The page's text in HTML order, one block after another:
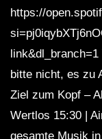
https://
bitte nicht, es zu
Ziel zum Kopf –
Wertlos 15:30 |
gesamte Musik